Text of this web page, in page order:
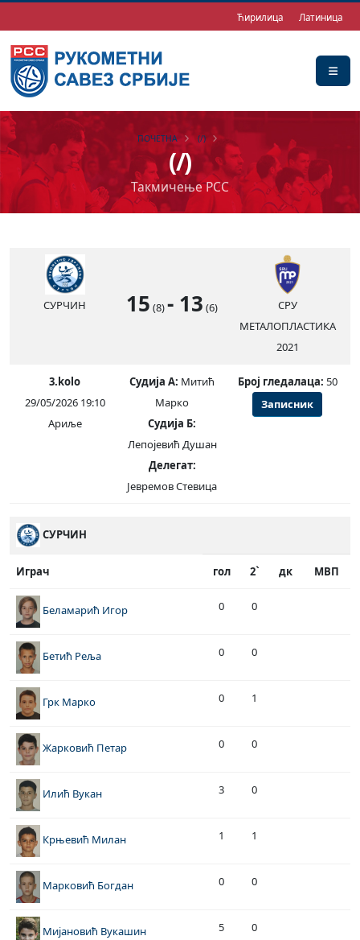
Ћирилица Латиница
(/)
Такмичење РСС
ПОЧЕТНА (/)
СУРЧИН 15 (8)- 13 (6)
СРУ
МЕТАЛОПЛАСТИКА
2021
3.kolo
29/05/2026 19:10
Ариље
Судија А: Митић
Марко
Судија Б:
Лепојевић Душан
Делегат:
Јевремов Стевица
Број гледалаца: 50
Записник
СУРЧИН
Играч гол 2` дк МВП
Беламарић Игор 0 0
Бетић Реља 0 0
Грк Марко 0 1
Жарковић Петар 0 0
Илић Вукан 3 0
Крњевић Милан 1 1
Марковић Богдан 0 0
Мијановић Вукашин 5 0